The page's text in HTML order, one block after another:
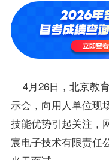
4月26日，北京教
示会，向用人单位现
技能优势引起关注，
宸电子技术有限责任